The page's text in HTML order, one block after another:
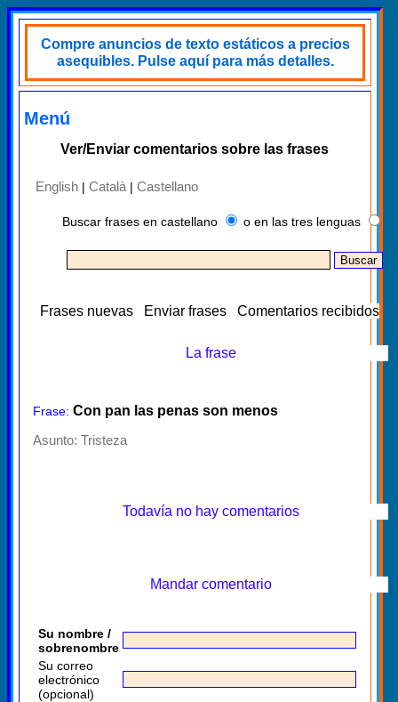
Compre anuncios de texto estáticos a precios
asequibles. Pulse aquí para más detalles.
Menú
Ver/Enviar comentarios sobre las frases
English | Català | Castellano
Buscar frases en castellano o en las tres lenguas
Frases nuevas Enviar frases Comentarios recibidos
La frase
Frase: Con pan las penas son menos
Asunto: Tristeza
Todavía no hay comentarios
Mandar comentario
Su nombre /
sobrenombre
Su correo
electrónico
(opcional)